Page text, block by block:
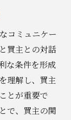
コミュニケー
買主との対話
な条件を形成
理解し、買主
とが重要で
で、買主の関